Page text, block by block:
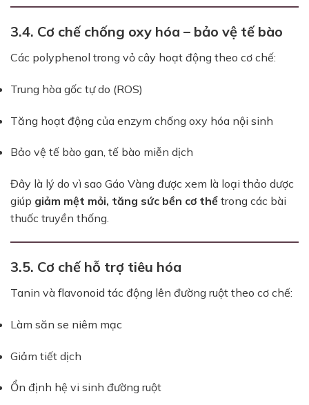
3.4. Cơ chế chống oxy hóa – bảo vệ tế bào
Các polyphenol trong vỏ cây hoạt động theo cơ chế:
Trung hòa gốc tự do (ROS)
Tăng hoạt động của enzym chống oxy hóa nội sinh
Bảo vệ tế bào gan, tế bào miễn dịch
Đây là lý do vì sao Gáo Vàng được xem là loại thảo dược
giúp giảm mệt mỏi, tăng sức bền cơ thể trong các bài
thuốc truyền thống.
3.5. Cơ chế hỗ trợ tiêu hóa
Tanin và flavonoid tác động lên đường ruột theo cơ chế:
Làm săn se niêm mạc
Giảm tiết dịch
Ổn định hệ vi sinh đường ruột